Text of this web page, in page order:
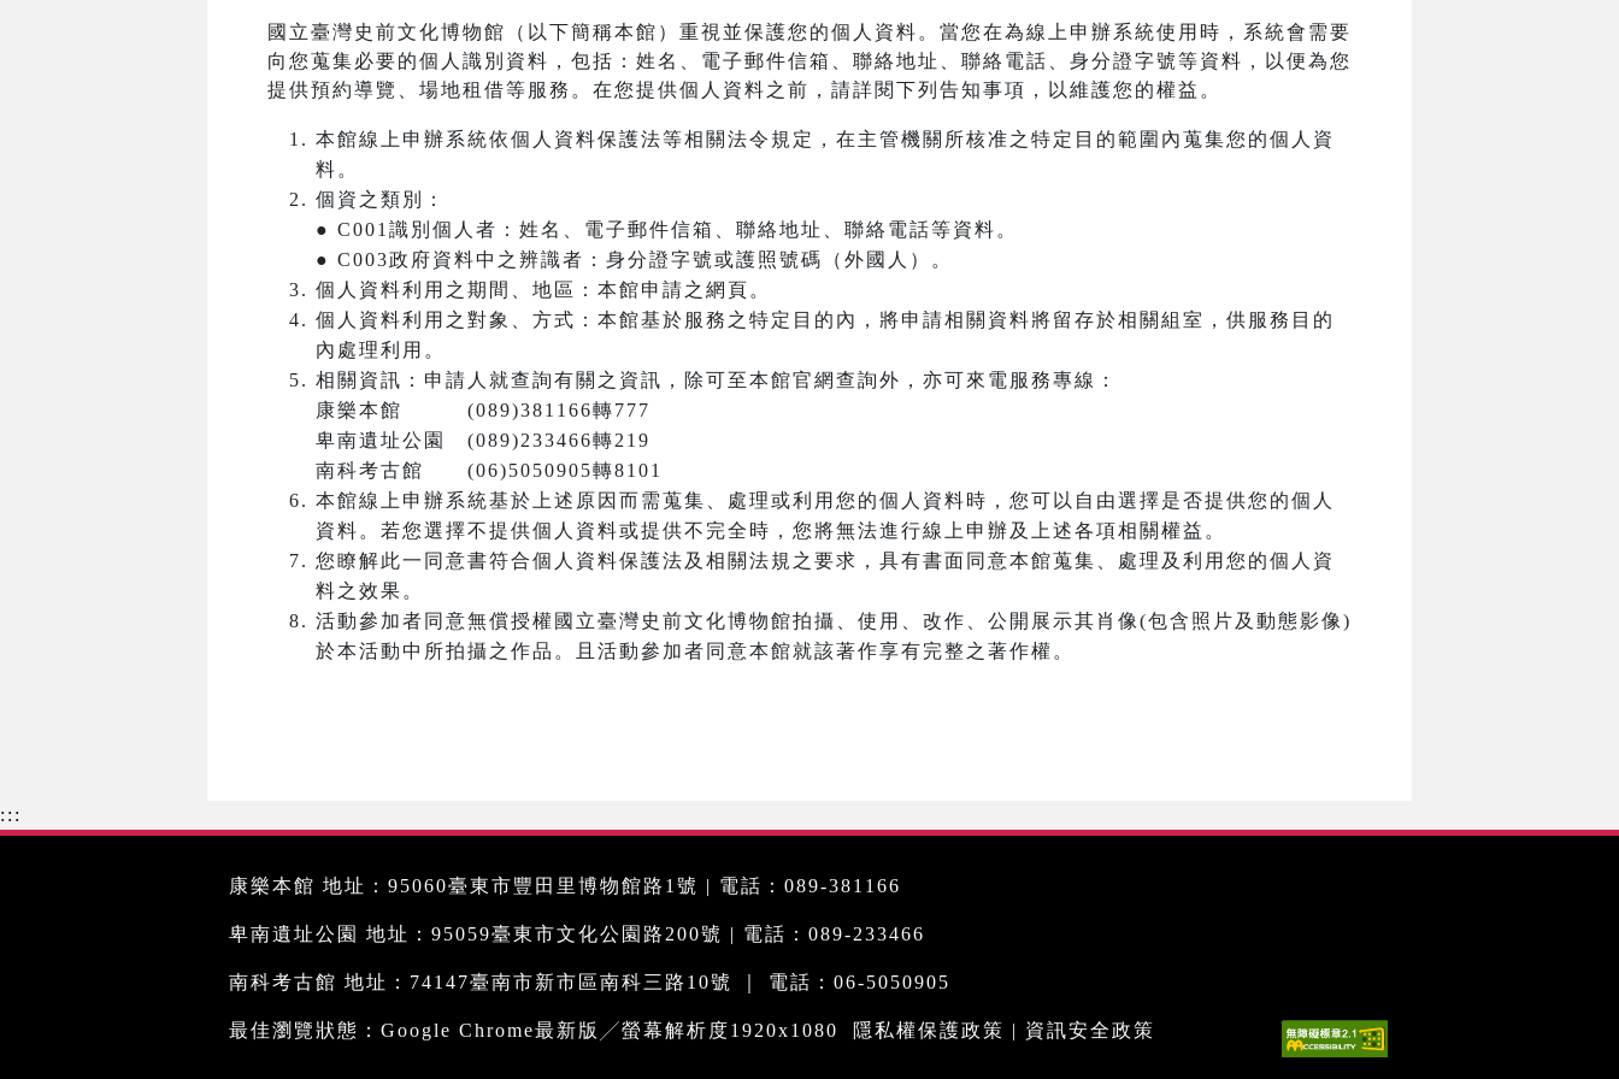
國立臺灣史前文化博物館（以下簡稱本館）重視並保護您的個人資料。當您在為線上申辦系統使用時，系統會需要
向您蒐集必要的個人識別資料，包括：姓名、電子郵件信箱、聯絡地址、聯絡電話、身分證字號等資料，以便為您
提供預約導覽、場地租借等服務。在您提供個人資料之前，請詳閱下列告知事項，以維護您的權益。
本館線上申辦系統依個人資料保護法等相關法令規定，在主管機關所核准之特定目的範圍內蒐集您的個人資
料。
個資之類別：
● C001識別個人者：姓名、電子郵件信箱、聯絡地址、聯絡電話等資料。
● C003政府資料中之辨識者：身分證字號或護照號碼（外國人）。
個人資料利用之期間、地區：本館申請之網頁。
個人資料利用之對象、方式：本館基於服務之特定目的內，將申請相關資料將留存於相關組室，供服務目的
內處理利用。
相關資訊：申請人就查詢有關之資訊，除可至本館官網查詢外，亦可來電服務專線：
康樂本館 (089)381166轉777
卑南遺址公園 (089)233466轉219
南科考古館 (06)5050905轉8101
本館線上申辦系統基於上述原因而需蒐集、處理或利用您的個人資料時，您可以自由選擇是否提供您的個人
資料。若您選擇不提供個人資料或提供不完全時，您將無法進行線上申辦及上述各項相關權益。
您瞭解此一同意書符合個人資料保護法及相關法規之要求，具有書面同意本館蒐集、處理及利用您的個人資
料之效果。
活動參加者同意無償授權國立臺灣史前文化博物館拍攝、使用、改作、公開展示其肖像(包含照片及動態影像)
於本活動中所拍攝之作品。且活動參加者同意本館就該著作享有完整之著作權。
:::
康樂本館 地址：95060臺東市豐田里博物館路1號 | 電話：089-381166
卑南遺址公園 地址：95059臺東市文化公園路200號 | 電話：089-233466
南科考古館 地址：74147臺南市新市區南科三路10號 ｜ 電話：06-5050905
最佳瀏覽狀態：Google Chrome最新版╱螢幕解析度1920x1080 隱私權保護政策 | 資訊安全政策